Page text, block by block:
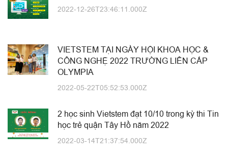
2022-12-26T23:46:11.000Z
VIETSTEM TẠI NGÀY HỘI KHOA HỌC &
CÔNG NGHỆ 2022 TRƯỜNG LIÊN CẤP
OLYMPIA
2022-05-22T05:52:53.000Z
2 học sinh Vietstem đạt 10/10 trong kỳ thi Tin
học trẻ quận Tây Hồ năm 2022
2022-03-14T21:37:54.000Z